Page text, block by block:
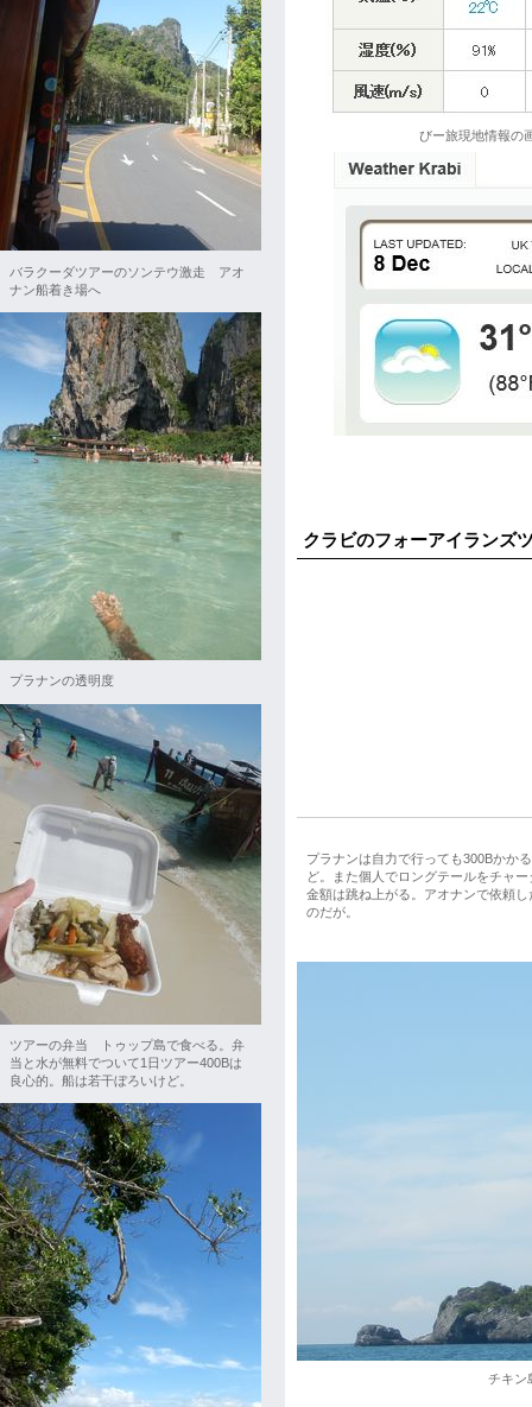
びー旅現地情報の
クラビのフォーアイランズ
プラナンは自力で行っても300Bかか
ど。また個人でロングテールをチャ
金額は跳ね上がる。アオナンで依頼
のだが。
チキン
バラクーダツアーのソンテウ激走 アオ
ナン船着き場へ
プラナンの透明度
ツアーの弁当 トゥップ島で食べる。弁
当と水が無料でついて1日ツアー400Bは
良心的。船は若干ぼろいけど。